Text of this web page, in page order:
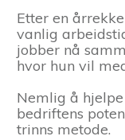
Etter en
vanlig
jobber nå
hvor hun vil
Nemlig å
bedriftens
trinns metode.